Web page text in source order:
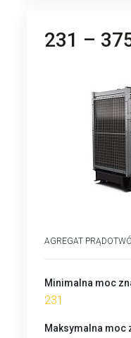
231 –
AGREGAT
Minimalna moc
231
Maksymalna moc